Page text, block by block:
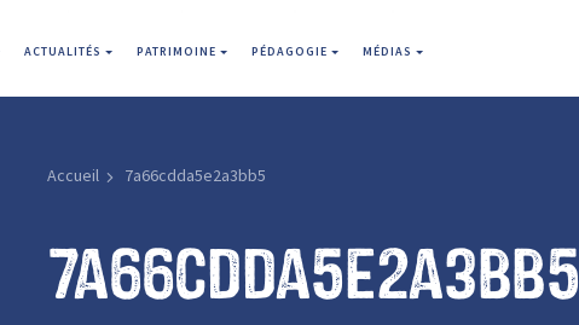
ACTUALITÉS PATRIMOINE PÉDAGOGIE MÉDIAS
Accueil 7a66cdda5e2a3bb5
7a66cdda5e2a3bb5